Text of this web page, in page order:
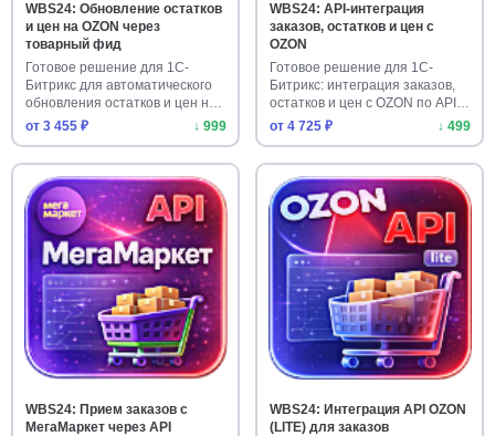
WBS24: Обновление остатков
и цен на OZON через
товарный фид
Готовое решение для 1С-
Битрикс для автоматического
обновления остатков и цен на
…
от 3 455 ₽ ↓ 999
WBS24: API-интеграция
заказов, остатков и цен с
OZON
Готовое решение для 1С-
Битрикс: интеграция заказов,
остатков и цен с OZON по API…
от 4 725 ₽
↓ 499
WBS24: Прием заказов с
МегаМаркет через API
WBS24: Интеграция API OZON
(LITE) для заказов